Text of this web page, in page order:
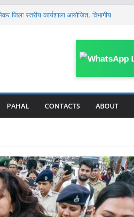
जिला स्तरीय कार्यशाला आयोजित, विभागीय
के DPO अजीत अमर के 4 ठिकानों पर
के मासूम की 13 दिन बाद मौ’त, घर के पास
था हमला
PAHAL CONTACTS ABOUT